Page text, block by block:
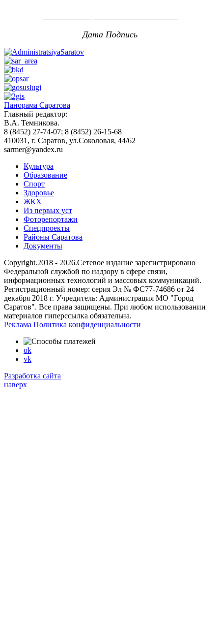
Дата Подпись
Панорама Саратова
Главный редактор:
В.А. Темникова.
8 (8452) 27-74-07; 8 (8452) 26-15-68
410031, г. Саратов, ул.Соколовая, 44/62
sarmer@yandex.ru
Культура
Образование
Спорт
Здоровье
ЖКХ
Из пеpвых уст
Фоторепортажи
Спецпроекты
Районы Саратова
Документы
Copyright.2018 - 2026.Сетевое издание зарегистрировано
Федеральной службой по надзору в сфере связи,
информационных технологий и массовых коммуникаций.
Регистрационный номер: серия Эл № ФС77-74686 от 24
декабря 2018 г. Учредитель: Администрация МО "Город
Саратов". Все права защищены. При любом использовании
материалов гиперссылка обязательна.
Реклама Политика конфиденциальности
ok
vk
Разработка сайта
наверх